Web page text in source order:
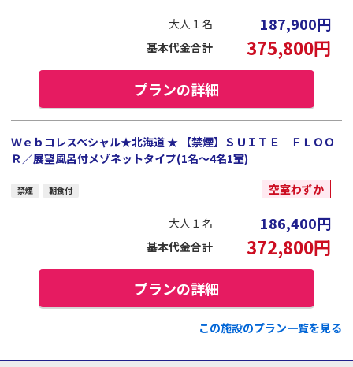
大人１名 187,900円
基本代金合計 375,800円
プランの詳細
Ｗｅｂコレスペシャル★北海道 ★ 【禁煙】ＳＵＩＴＥ ＦＬＯＯ
Ｒ／展望風呂付メゾネットタイプ(1名～4名1室)
禁煙 朝食付 空室わずか
大人１名 186,400円
基本代金合計 372,800円
プランの詳細
この施設のプラン一覧を見る